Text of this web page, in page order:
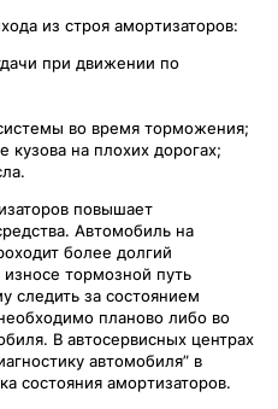
из строя амортизаторов:
при движении по
во время торможения;
кузова на плохих дорогах;
повышает
Автомобиль на
более долгий
тормозной путь
следить за состоянием
планово либо во
В автосервисных центрах
автомобиля” в
состояния амортизаторов.